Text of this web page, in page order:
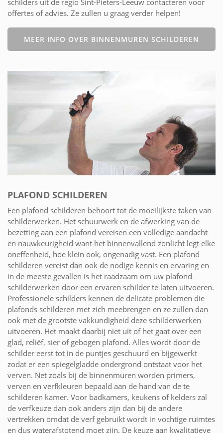
offertes of advies. Ze zullen u graag verder helpen!
MEER INFO OVER BINNENMUREN SCHILDEREN
PLAFOND SCHILDEREN
Een plafond schilderen behoort tot de moeilijkste taken van
schilderwerken. Het schuurwerk en de afwerking van de
bezetting aan een plafond vereisen een volledige aandacht
en nauwkeurigheid want het binnenvallend zonlicht legt elke
oneffenheid, hoe klein ook, ongenadig vast. Een plafond
schilderen vereist dan ook de nodige kennis en ervaring en
in de meeste gevallen is het raadzaam om uw plafond
schilderwerken door een ervaren schilder te laten uitvoeren.
Professionele schilders kennen de delicate problemen die
plafonds schilderen met zich meebrengen en ze zullen dan
ook met de grootste vakkundigheid deze schilderwerken
uitvoeren. Het maakt daarbij niet uit of het gaat over een
glad, reliëf, sier of gebogen plafond. Alles wordt door de
schilder eerst tot in de puntjes geschuurd en bijgewerkt
zodat er een spiegelgladde ondergrond ontstaat voor het
verven. Net zoals bij de binnenmuren worden primers,
verven en verfkleuren bepaald aan de hand van de te
schilderen kamer. Voor badkamers, keukens of kelders zal
de verfkeuze dan ook anders zijn dan bij de andere
vertrekken omdat de verf gebruikt wordt in vochtige ruimtes
en dus waterafstotend moet zijn. De keuze aan kwalitatieve